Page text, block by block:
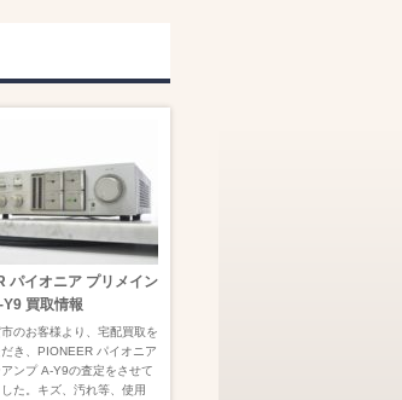
パイオニア プリメイン
買取情報
のお客様より、宅配買取を
だき、PIONEER パイオニア
ンプ A-Y9の査定をさせて
た。キズ、汚れ等、使用